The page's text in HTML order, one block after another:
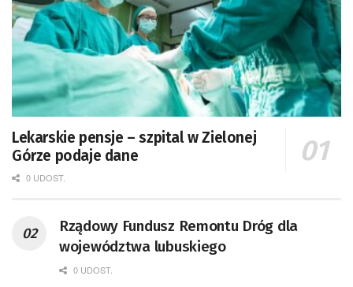
Lekarskie pensje – szpital w Zielonej
Górze podaje dane
0 UDOST.
Rządowy Fundusz Remontu Dróg dla
województwa lubuskiego
0 UDOST.